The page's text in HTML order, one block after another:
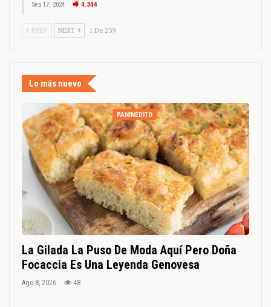
Sep 17, 2024 4.344
PREV NEXT 1 De 239
Lo más nuevo
PANINÉDITO
La Gilada La Puso De Moda Aquí Pero Doña
Focaccia Es Una Leyenda Genovesa
Ago 8, 2026 48